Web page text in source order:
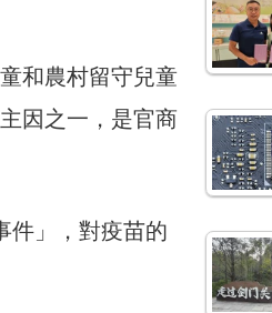
和農村留守兒童
因之一，是官商
件」，對疫苗的